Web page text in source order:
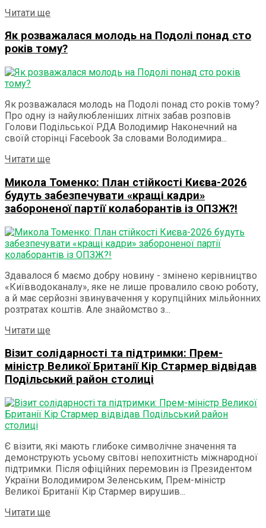
Читати ще
Як розважалася молодь на Подолі понад сто
років тому?
Як розважалася молодь на Подолі понад сто років тому?
Про одну із найулюбленіших літніх забав розповів
Голови Подільської РДА Володимир Наконечний на
своїй сторінці Facebook За словами Володимира...
Читати ще
Микола Томенко: План стійкості Києва-2026
будуть забезпечувати «кращі кадри»
забороненої партії колаборантів із ОПЗЖ?!
Здавалося б маємо добру новину - змінено керівництво
«Київводоканалу», яке не лише провалило свою роботу,
а й має серйозні звинувачення у корупційних мільйонних
розтратах коштів. Але знайомство з...
Читати ще
Візит солідарності та підтримки: Прем-
міністр Великої Британії Кір Стармер відвідав
Подільський район столиці
Є візити, які мають глибоке символічне значення та
демонструють усьому світові непохитність міжнародної
підтримки. Після офіційних перемовин із Президентом
України Володимиром Зеленським, Прем-міністр
Великої Британії Кір Стармер вирушив...
Читати ще